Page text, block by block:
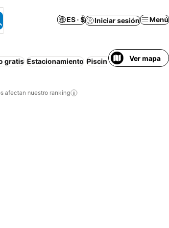
ES · $ Iniciar sesión Menú
gratis Estacionamiento Piscina Cancelación
Ver mapa
afectan nuestro ranking
a favoritos